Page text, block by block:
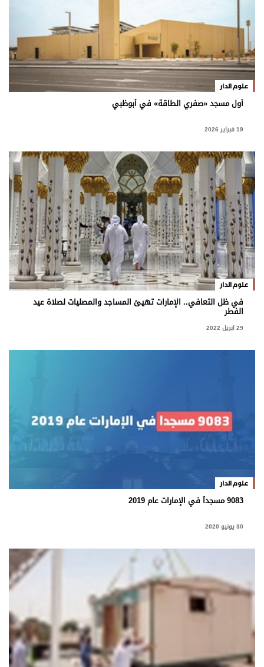
علوم الدار
أول مسجد «صفري الطاقة» في أبوظبي
19 فبراير 2026
علوم الدار
في ظل التعافي.. الإمارات تهيئ المساجد والمصليات لصلاة عيد
الفطر
29 ابريل 2022
علوم الدار
9083 مسجداً في الإمارات عام 2019
30 يونيو 2020